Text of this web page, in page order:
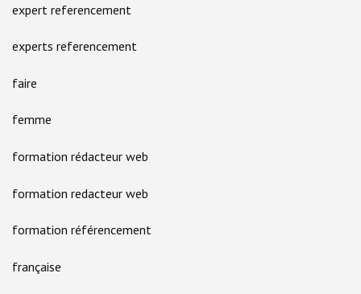
expert referencement
experts referencement
faire
femme
formation rédacteur web
formation redacteur web
formation référencement
française